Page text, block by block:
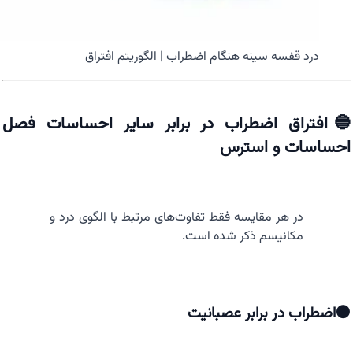
درد قفسه سینه هنگام اضطراب | الگوریتم افتراق
🔵افتراق اضطراب در برابر سایر احساسات فصل
احساسات و استرس
در هر مقایسه فقط تفاوت‌های مرتبط با الگوی درد و
مکانیسم ذکر شده است.
⚫اضطراب در برابر عصبانیت